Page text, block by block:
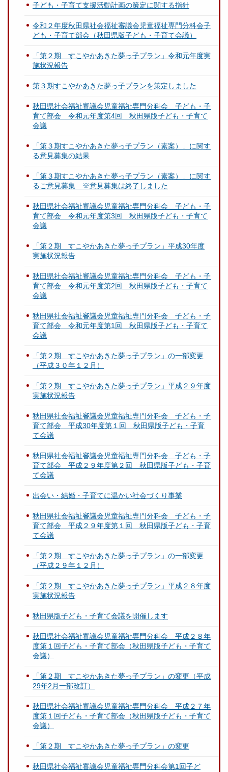
子ども・子育て支援活動計画の策定に関する指針
令和２年度秋田県社会福祉審議会児童福祉専門分科会子
ども・子育て部会（秋田県版子ども・子育て会議）
「第２期 すこやかあきた夢っ子プラン」令和元年度実
施状況報告
第３期すこやかあきた夢っ子プランを策定しました
秋田県社会福祉審議会児童福祉専門分科会 子ども・子
育て部会 令和元年度第4回 秋田県版子ども・子育て
会議
「第３期すこやかあきた夢っ子プラン（素案）」に関す
る意見募集の結果
「第３期すこやかあきた夢っ子プラン（素案）」に関す
るご意見募集 ※意見募集は終了しました
秋田県社会福祉審議会児童福祉専門分科会 子ども・子
育て部会 令和元年度第3回 秋田県版子ども・子育て
会議
「第２期 すこやかあきた夢っ子プラン」平成30年度
実施状況報告
秋田県社会福祉審議会児童福祉専門分科会 子ども・子
育て部会 令和元年度第2回 秋田県版子ども・子育て
会議
秋田県社会福祉審議会児童福祉専門分科会 子ども・子
育て部会 令和元年度第1回 秋田県版子ども・子育て
会議
「第２期 すこやかあきた夢っ子プラン」の一部変更
（平成３０年１２月）
「第２期 すこやかあきた夢っ子プラン」平成２９年度
実施状況報告
秋田県社会福祉審議会児童福祉専門分科会 子ども・子
育て部会 平成30年度第１回 秋田県版子ども・子育
て会議
秋田県社会福祉審議会児童福祉専門分科会 子ども・子
育て部会 平成２９年度第２回 秋田県版子ども・子育
て会議
出会い・結婚・子育てに温かい社会づくり事業
秋田県社会福祉審議会児童福祉専門分科会 子ども・子
育て部会 平成２９年度第１回 秋田県版子ども・子育
て会議
「第２期 すこやかあきた夢っ子プラン」の一部変更
（平成２９年１２月）
「第２期 すこやかあきた夢っ子プラン」平成２８年度
実施状況報告
秋田県版子ども・子育て会議を開催します
秋田県社会福祉審議会児童福祉専門分科会 平成２８年
度第１回子ども・子育て部会（秋田県版子ども・子育て
会議）
「第２期 すこやかあきた夢っ子プラン」の変更（平成
29年2月一部改訂）
秋田県社会福祉審議会児童福祉専門分科会 平成２７年
度第１回子ども・子育て部会（秋田県版子ども・子育て
会議）
「第２期 すこやかあきた夢っ子プラン」の変更
秋田県社会福祉審議会児童福祉専門分科会第1回子ど